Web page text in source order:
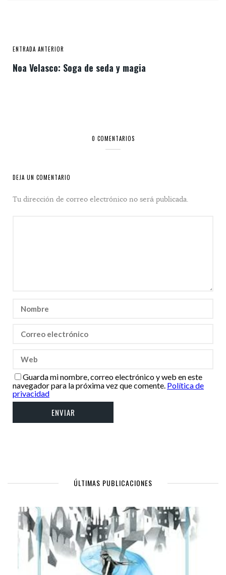
ENTRADA ANTERIOR
Noa Velasco: Soga de seda y magia
0 COMENTARIOS
DEJA UN COMENTARIO
Tu dirección de correo electrónico no será publicada.
Guarda mi nombre, correo electrónico y web en este
navegador para la próxima vez que comente. Política de
privacidad
ÚLTIMAS PUBLICACIONES